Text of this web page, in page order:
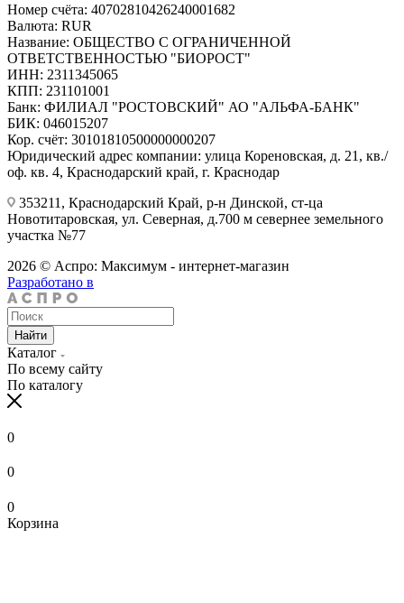
Номер счёта: 40702810426240001682
Валюта: RUR
Название: ОБЩЕСТВО С ОГРАНИЧЕННОЙ
ОТВЕТСТВЕННОСТЬЮ "БИОРОСТ"
ИНН: 2311345065
КПП: 231101001
Банк: ФИЛИАЛ "РОСТОВСКИЙ" АО "АЛЬФА-БАНК"
БИК: 046015207
Кор. счёт: 30101810500000000207
Юридический адрес компании: улица Кореновская, д. 21, кв./
оф. кв. 4, Краснодарский край, г. Краснодар
353211, Краснодарский Край, р-н Динской, ст-ца
Новотитаровская, ул. Северная, д.700 м севернее земельного
участка №77
2026 © Аспро: Максимум - интернет-магазин
Разработано в
Найти
Каталог
По всему сайту
По каталогу
0
0
0
Корзина